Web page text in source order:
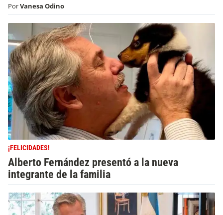
PorVanesa Odino
¡FELICIDADES!
Alberto Fernández presentó a la nueva
integrante de la familia